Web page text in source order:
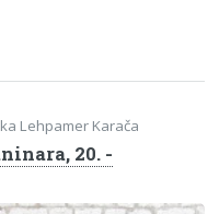
Lehpamer Karača
20. -